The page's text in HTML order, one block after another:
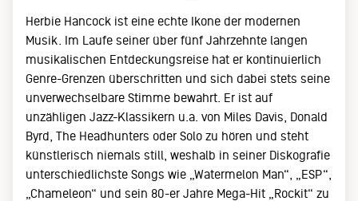
Herbie Hancock ist eine echte Ikone der modernen
Musik. Im Laufe seiner über fünf Jahrzehnte langen
musikalischen Entdeckungsreise hat er kontinuierlich
Genre-Grenzen überschritten und sich dabei stets seine
unverwechselbare Stimme bewahrt. Er ist auf
unzähligen Jazz-Klassikern u.a. von Miles Davis, Donald
Byrd, The Headhunters oder Solo zu hören und steht
künstlerisch niemals still, weshalb in seiner Diskografie
unterschiedlichste Songs wie „Watermelon Man“, „ESP“,
„Chameleon“ und sein 80-er Jahre Mega-Hit „Rockit“ zu